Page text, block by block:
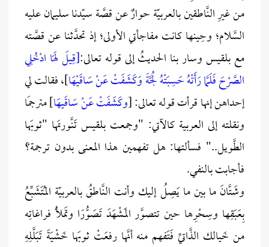
من غيرِ النَّاطقين بالعربيّة حوارٌ عن قصَّة سيّدنا سليمان عليه
السَّلام؛ وحِينها كانت مفاجأتي الأولى؛ إذ تحدَّثنا عن قصَّته
مع بلقيس وسار بنا الحديثُ إلى قوله تعالى:[قِيلَ لَهَا ادْخُلِي
الصَّرْحَ فَلَمَّا رَأَتْهُ حَسِبَتْهُ لُجَّةً وَكَشَفَتْ عَنْ سَاقَيْهَا]، فقالت لي
إحداهن إنها قرأت قوله تعالى: [وكَشَفَتْ عَنْ سَاقَيهَا] مترجمًا
ونقلته إلى العربية كالآتي: "وجمعت بلقيس تَنَّورتَها "ثوبَها
الطَّويل.." فسألتها: هل تفهمين هذا المعنى بدون ترجمة؟
فأجابت بالنفي.
وشَتَّانَ ما بين ما يَصِلُ إليك وأنت النَّاطقُ بالعربيّة المُتَشَبِّعُ
بِعَبَقِها وسِحْرِها حين تتصوَّر المَشْهَدَ تَصَوُّرًا وتَملأُ فراغاتِه
من خَيالك الذَّاتيِّ فَتَفهم منه أنَّها رفعَتْ ثوبَها خَشْيَةَ تَبَلَّلِهِ